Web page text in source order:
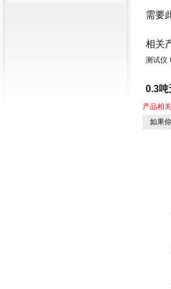
需要
相关
测试仪
0.3吨
产品相
如果